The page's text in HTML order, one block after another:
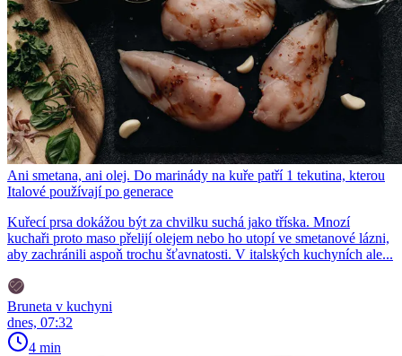
Ani smetana, ani olej. Do marinády na kuře patří 1 tekutina, kterou
Italové používají po generace
Kuřecí prsa dokážou být za chvilku suchá jako tříska. Mnozí
kuchaři proto maso přelijí olejem nebo ho utopí ve smetanové lázni,
aby zachránili aspoň trochu šťavnatosti. V italských kuchyních ale...
Bruneta v kuchyni
dnes, 07:32
4 min